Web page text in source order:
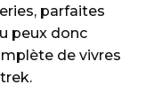
parfaites
peux donc
de vivres